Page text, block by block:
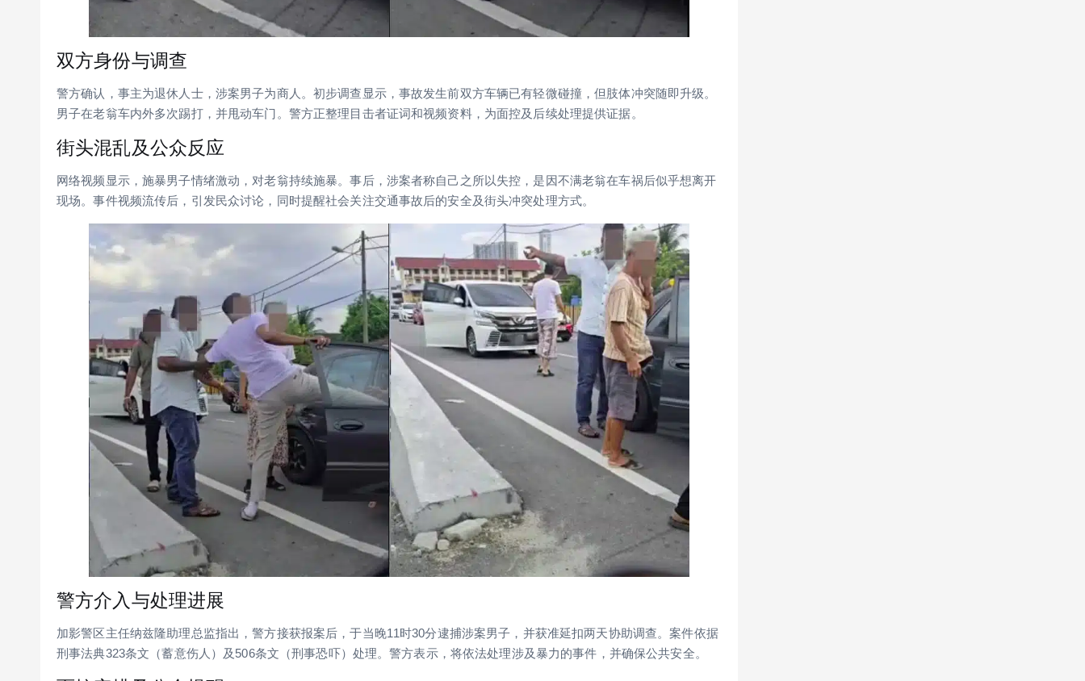
双方身份与调查
警方确认，事主为退休人士，涉案男子为商人。初步调查显示，事故发生前双方车辆已有轻微碰撞，但肢体冲突随即升级。
男子在老翁车内外多次踢打，并甩动车门。警方正整理目击者证词和视频资料，为面控及后续处理提供证据。
街头混乱及公众反应
网络视频显示，施暴男子情绪激动，对老翁持续施暴。事后，涉案者称自己之所以失控，是因不满老翁在车祸后似乎想离开
现场。事件视频流传后，引发民众讨论，同时提醒社会关注交通事故后的安全及街头冲突处理方式。
警方介入与处理进展
加影警区主任纳兹隆助理总监指出，警方接获报案后，于当晚11时30分逮捕涉案男子，并获准延扣两天协助调查。案件依据
刑事法典323条文（蓄意伤人）及506条文（刑事恐吓）处理。警方表示，将依法处理涉及暴力的事件，并确保公共安全。